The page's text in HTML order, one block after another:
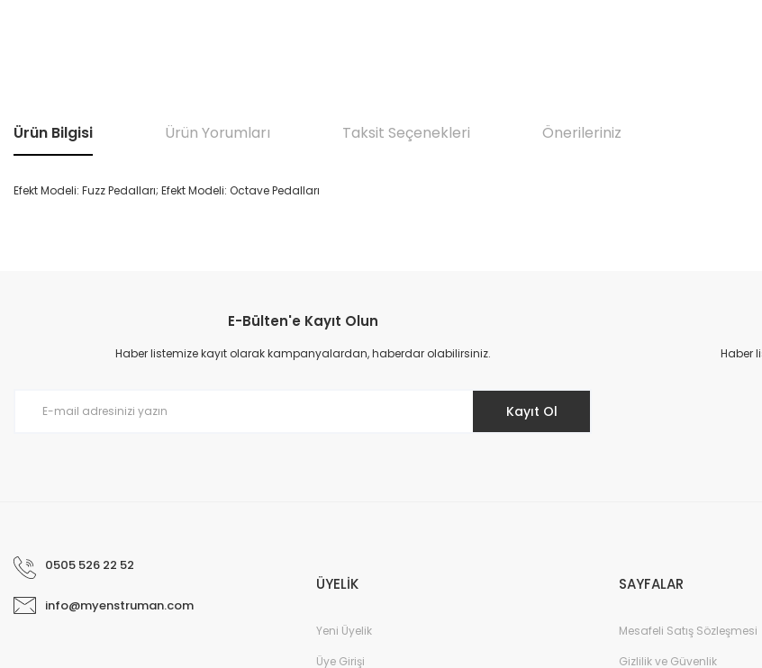
Ürün Bilgisi Ürün Yorumları Taksit Seçenekleri Önerileriniz
Efekt Modeli: Fuzz Pedalları; Efekt Modeli: Octave Pedalları
Ürün resmi kalitesiz, bozuk veya görüntülenemiyor.
Ürün açıklamasında eksik bilgiler bulunuyor.
E-Bülten'e Kayıt Olun
Haber listemize kayıt olarak kampanyalardan, haberdar olabilirsiniz.
Kayıt Ol
Haber
0505 526 22 52
info@myenstruman.com
ÜYELİK
Yeni Üyelik
Üye Girişi
SAYFALAR
Mesafeli Satış Sözleşmesi
Gizlilik ve Güvenlik